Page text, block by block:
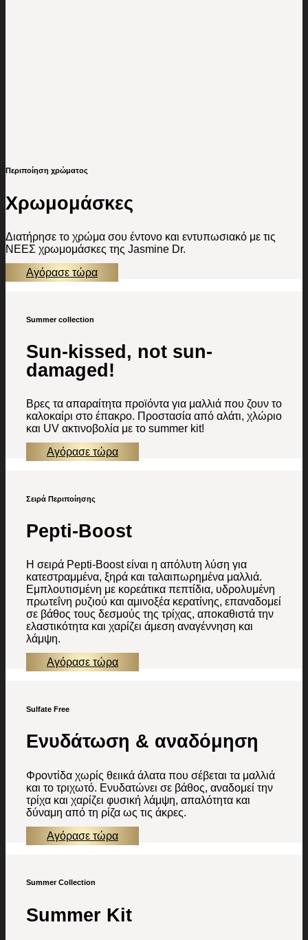
Περιποίηση χρώματος
Χρωμομάσκες
Διατήρησε το χρώμα σου έντονο και εντυπωσιακό με τις
ΝΕΕΣ χρωμομάσκες της Jasmine Dr.
Αγόρασε τώρα
Summer collection
Sun-kissed, not sun-
damaged!
Βρες τα απαραίτητα προϊόντα για μαλλιά που ζουν το
καλοκαίρι στο έπακρο. Προστασία από αλάτι, χλώριο
και UV ακτινοβολία με το summer kit!
Αγόρασε τώρα
Σειρά Περιποίησης
Pepti-Boost
H σειρά Pepti-Boost είναι η απόλυτη λύση για
κατεστραμμένα, ξηρά και ταλαιπωρημένα μαλλιά.
Εμπλουτισμένη με κορεάτικα πεπτίδια, υδρολυμένη
πρωτεΐνη ρυζιού και αμινοξέα κερατίνης, επαναδομεί
σε βάθος τους δεσμούς της τρίχας, αποκαθιστά την
ελαστικότητα και χαρίζει άμεση αναγέννηση και
λάμψη.
Αγόρασε τώρα
Sulfate Free
Ενυδάτωση & αναδόμηση
Φροντίδα χωρίς θειικά άλατα που σέβεται τα μαλλιά
και το τριχωτό. Ενυδατώνει σε βάθος, αναδομεί την
τρίχα και χαρίζει φυσική λάμψη, απαλότητα και
δύναμη από τη ρίζα ως τις άκρες.
Αγόρασε τώρα
Summer Collection
Summer Kit